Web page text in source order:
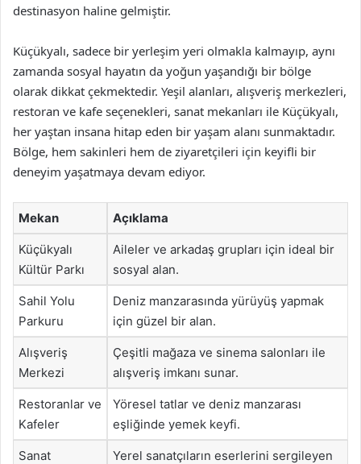
destinasyon haline gelmiştir.
Küçükyalı, sadece bir yerleşim yeri olmakla kalmayıp, aynı
zamanda sosyal hayatın da yoğun yaşandığı bir bölge
olarak dikkat çekmektedir. Yeşil alanları, alışveriş merkezleri,
restoran ve kafe seçenekleri, sanat mekanları ile Küçükyalı,
her yaştan insana hitap eden bir yaşam alanı sunmaktadır.
Bölge, hem sakinleri hem de ziyaretçileri için keyifli bir
deneyim yaşatmaya devam ediyor.
Mekan Açıklama
Küçükyalı
Kültür Parkı
Aileler ve arkadaş grupları için ideal bir
sosyal alan.
Sahil Yolu
Parkuru
Deniz manzarasında yürüyüş yapmak
için güzel bir alan.
Alışveriş
Merkezi
Çeşitli mağaza ve sinema salonları ile
alışveriş imkanı sunar.
Restoranlar ve
Kafeler
Yöresel tatlar ve deniz manzarası
eşliğinde yemek keyfi.
Sanat
Yerel sanatçıların eserlerini sergileyen